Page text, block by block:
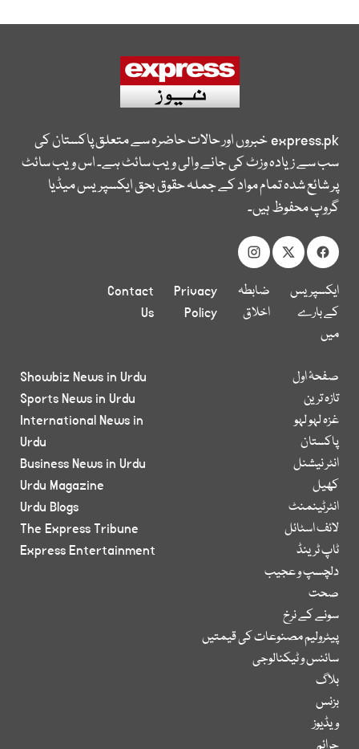
express.pkخبروں اور حالات حاضرہ سے متعلق پاکستان کی
سب سے زیادہ وزٹ کی جانے والی ویب سائٹ ہے۔ اس ویب سائٹ
پر شائع شدہ تمام مواد کے جملہ حقوق بحق ایکسپریس میڈیا
گروپ محفوظ ہیں۔
ایکسپریس
کے بارے
میں
ضابطہ
اخلاق
Privacy
Policy
Contact
Us
صفحۂ اول
تازہ ترین
غزہ لہو لہو
پاکستان
انٹر نیشنل
کھیل
انٹرٹینمنٹ
لائف اسٹائل
ٹاپ ٹرینڈ
دلچسپ و عجیب
صحت
سونے کے نرخ
پیٹرولیم مصنوعات کی قیمتیں
سائنس و ٹیکنالوجی
بلاگ
بزنس
ویڈیوز
Showbiz News in Urdu
Sports News in Urdu
International News in
Urdu
Business News in Urdu
Urdu Magazine
Urdu Blogs
The Express Tribune
Express Entertainment